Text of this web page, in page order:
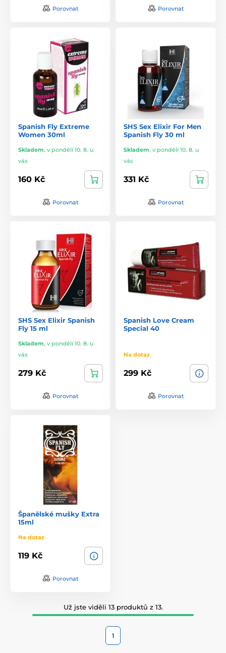
Porovnat Porovnat
Spanish Fly Extreme
Women 30ml
Skladem, v pondělí 10. 8. u
vás
160 Kč
Porovnat
SHS Sex Elixir For Men
Spanish Fly 30 ml
Skladem, v pondělí 10. 8. u
vás
331 Kč
Porovnat
SHS Sex Elixir Spanish
Fly 15 ml
Skladem, v pondělí 10. 8. u
vás
279 Kč
Porovnat
Spanish Love Cream
Special 40
Na dotaz
299 Kč
Porovnat
Španělské mušky Extra
15ml
Na dotaz
119 Kč
Porovnat
Už jste viděli 13 produktů z 13.
1